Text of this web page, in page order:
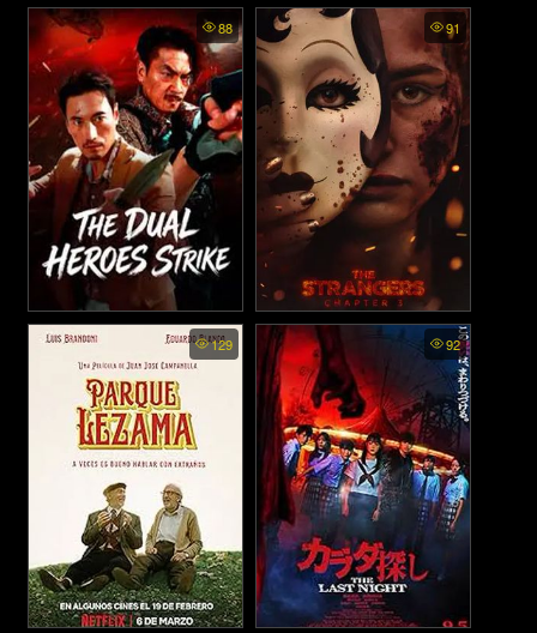
Gabby's Dollhouse: The
Movie (2025)
Louis Theroux Inside the
Manosphere - หลุยส์ เทอโรซ์
เจาะโลกยุคใหม่ของชายนิยม
(2026)
88
The Dual Heroes Strike - สอง
ฮีโร่บุกทะลวง (2026)
91
The Strangers Chapter 3 -
กระชากหน้าอำมหิต (2026)
129 92